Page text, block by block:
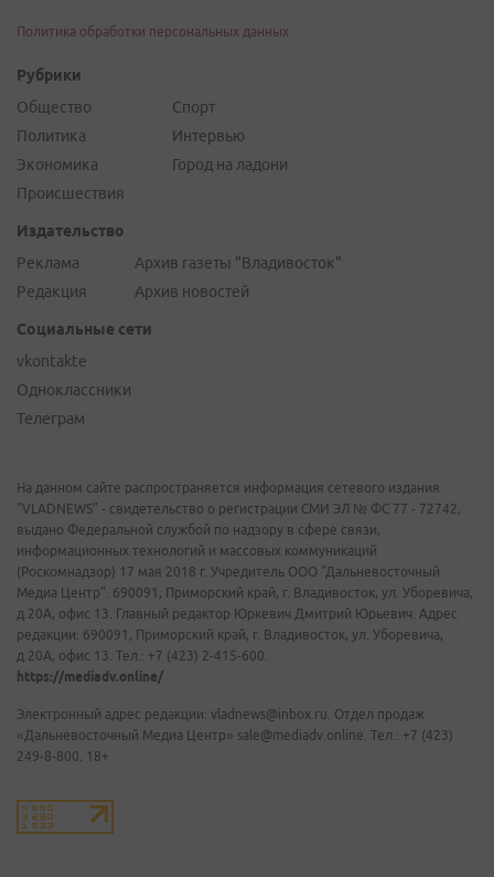
Политика обработки персональных данных
Рубрики
Общество
Политика
Экономика
Происшествия
Спорт
Интервью
Город на ладони
Издательство
Реклама
Редакция
Архив газеты "Владивосток"
Архив новостей
Социальные сети
vkontakte
Одноклассники
Телеграм
На данном сайте распространяется информация сетевого издания
"VLADNEWS" - свидетельство о регистрации СМИ ЭЛ № ФС 77 - 72742,
выдано Федеральной службой по надзору в сфере связи,
информационных технологий и массовых коммуникаций
(Роскомнадзор) 17 мая 2018 г. Учредитель ООО "Дальневосточный
Медиа Центр". 690091, Приморский край, г. Владивосток, ул. Уборевича,
д.20А, офис 13. Главный редактор Юркевич Дмитрий Юрьевич. Адрес
редакции: 690091, Приморский край, г. Владивосток, ул. Уборевича,
д.20А, офис 13. Тел.: +7 (423) 2-415-600.
https://mediadv.online/
Электронный адрес редакции: vladnews@inbox.ru. Отдел продаж
«Дальневосточный Медиа Центр» sale@mediadv.online. Тел.: +7 (423)
249-8-800. 18+